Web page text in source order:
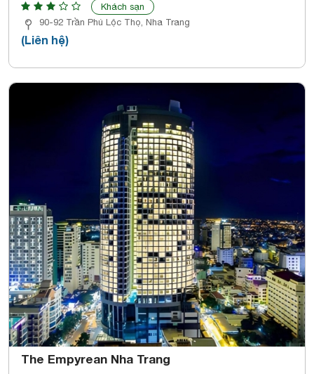
Khách sạn
90-92 Trần Phú Lộc Thọ, Nha Trang
(Liên hệ)
The Empyrean Nha Trang